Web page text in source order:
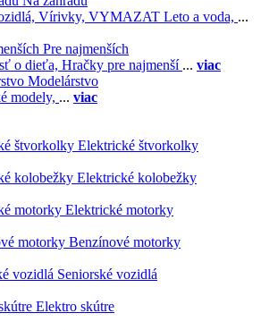
Vírivky, VYMAZAT Leto a voda, ...
Pre najmenších
o dieťa, Hračky pre najmenší ... viac
Modelárstvo
modely, ... viac
Elektrické štvorkolky
Elektrické kolobežky
Elektrické motorky
Benzínové motorky
Seniorské vozidlá
Elektro skútre